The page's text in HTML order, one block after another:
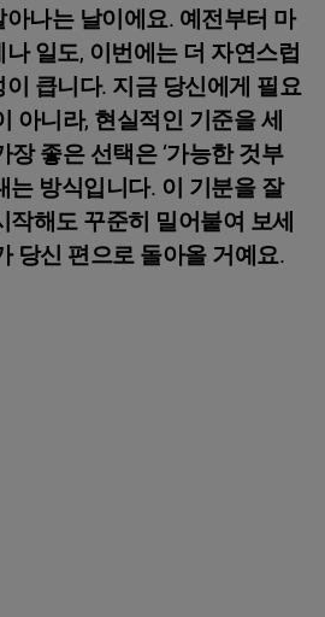
나는 날이에요. 예전부터 마
일도, 이번에는 더 자연스럽
큽니다. 지금 당신에게 필요
아니라, 현실적인 기준을 세
장 좋은 선택은 ‘가능한 것부
는 방식입니다. 이 기분을 잘
작해도 꾸준히 밀어붙여 보세
당신 편으로 돌아올 거예요.